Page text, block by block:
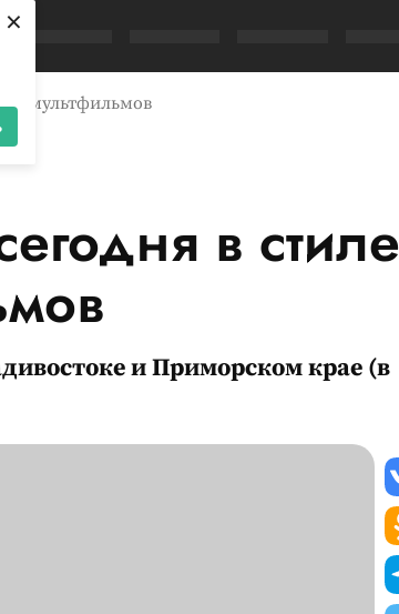
×
мультфильмов
в стиле
и Приморском крае (в